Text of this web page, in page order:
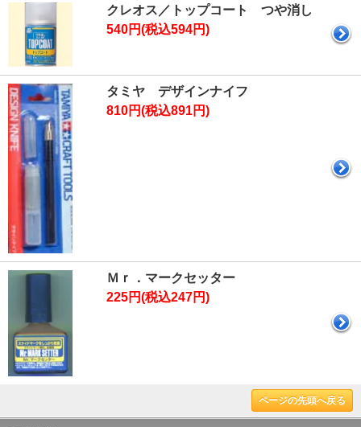
クレオス／トップコート つや消し
540円(税込594円)
タミヤ デザインナイフ
810円(税込891円)
Ｍｒ．マークセッター
225円(税込247円)
ページの先頭へ戻る